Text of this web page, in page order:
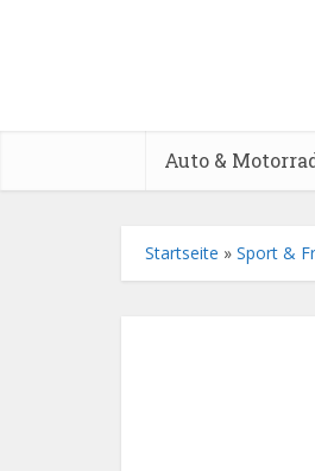
Auto &
Startseite » Sport &